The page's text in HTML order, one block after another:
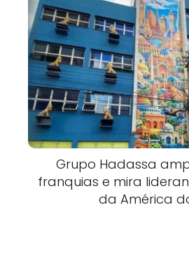
Grupo Hadassa
franquias e mira
da América